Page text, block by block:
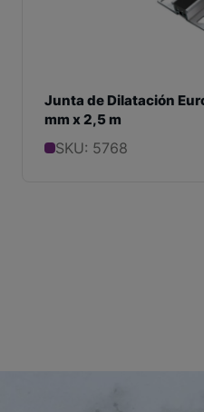
Junta de Dilatación
mm x 2,5 m
SKU: 5768